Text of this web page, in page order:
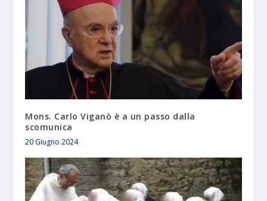
Mons. Carlo Viganò è a un passo dalla
scomunica
20 Giugno 2024